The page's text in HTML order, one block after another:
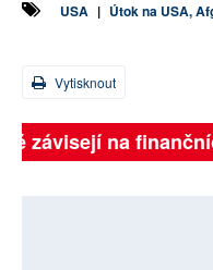
USA | Útok na USA,
Vytisknout
závisejí na